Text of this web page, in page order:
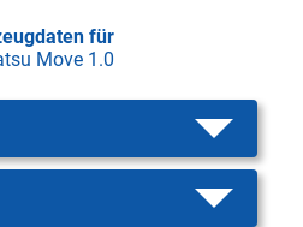
für
Move 1.0